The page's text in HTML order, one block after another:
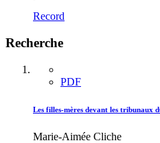
Record
Recherche
PDF
Les filles-mères devant les tribunaux
Marie-Aimée Cliche